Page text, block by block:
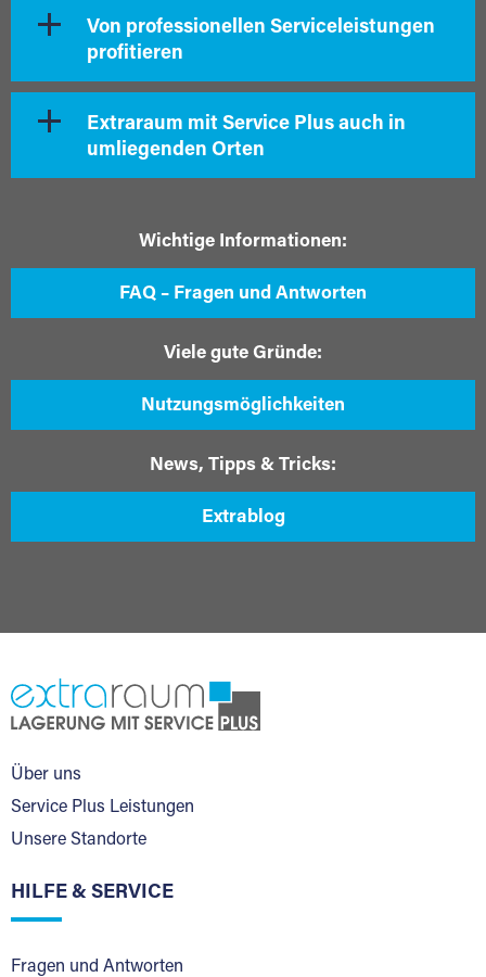
Von professionellen Serviceleistungen
profitieren
Extraraum mit Service Plus auch in
umliegenden Orten
Wichtige Informationen:
FAQ – Fragen und Antworten
Viele gute Gründe:
Nutzungsmöglichkeiten
News, Tipps & Tricks:
Extrablog
Über uns
Service Plus Leistungen
Unsere Standorte
HILFE & SERVICE
Fragen und Antworten